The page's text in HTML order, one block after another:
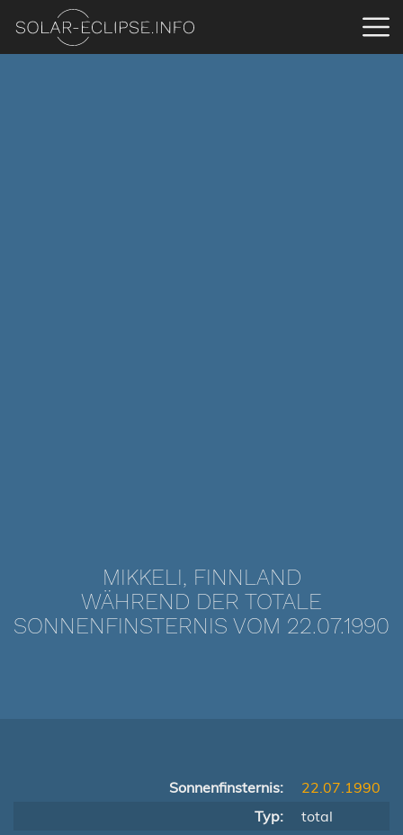
MIKKELI, FINNLAND
WÄHREND DER TOTALE
SONNENFINSTERNIS VOM 22.07.1990
Sonnenfinsternis:
22.07.1990
Typ:
total